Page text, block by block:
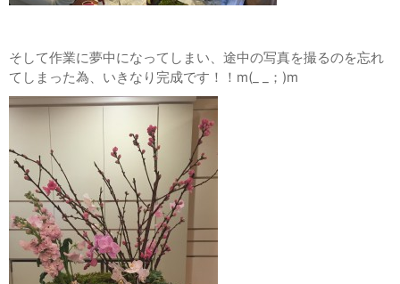
そして作業に夢中になってしまい、途中の写真を撮るのを忘れ
てしまった為、いきなり完成です！！m(_ _；)m